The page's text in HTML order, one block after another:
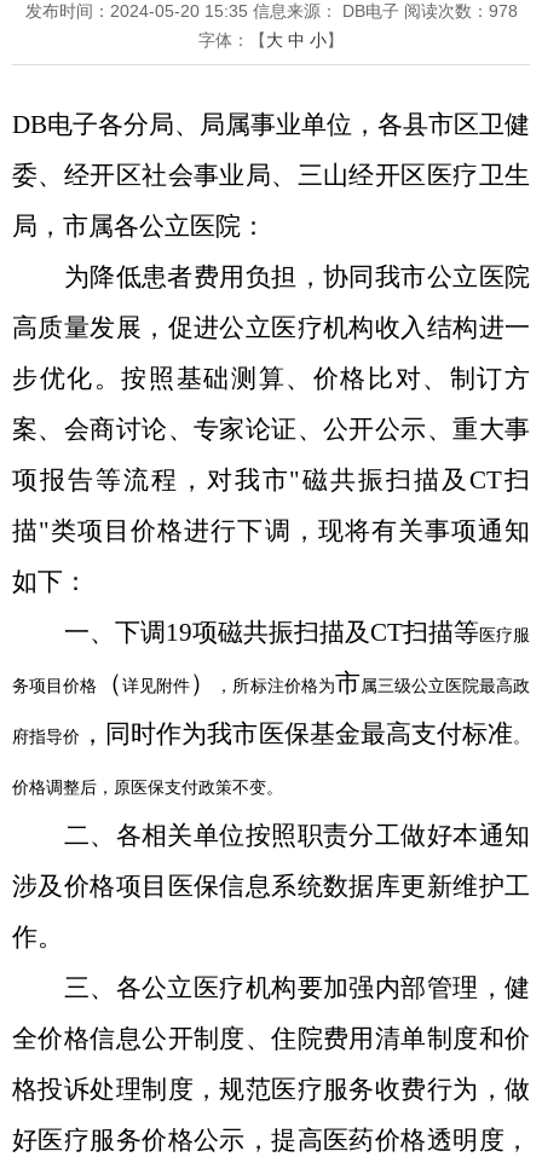
发布时间：2024-05-20 15:35 信息来源： DB电子 阅读次数： 978
字体：【大 中 小】
DB电子各分局、局属事业单位，各县市区卫健
委、经开区社会事业局、三山经开区医疗卫生
局，市属各公立医院：
为降低患者费用负担，协同我市公立医院
高质量发展，促进公立医疗机构收入结构进一
步优化。按照基础测算、价格比对、制订方
案、会商讨论、专家论证、公开公示、重大事
项报告等流程，对我市"磁共振扫描及CT扫
描"类项目价格进行下调，现将有关事项通知
如下：
一、下调 19项磁共振扫描及CT扫描等 医疗服
务项目价格 （详见附件 ） ，所标注价格为市属三级公立医院最高政
府指导价 ，同时作为我市医保基金最高支付标准。
价格调整后，原医保支付政策不变。
二、各相关单位按照职责分工做好本通知
涉及价格项目医保信息系统数据库更新维护工
作。
三、各公立医疗机构要加强内部管理，健
全价格信息公开制度、住院费用清单制度和价
格投诉处理制度，规范医疗服务收费行为，做
好医疗服务价格公示，提高医药价格透明度，